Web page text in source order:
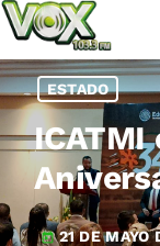
ESTADO
ICATMI
today 21 DE MAYO